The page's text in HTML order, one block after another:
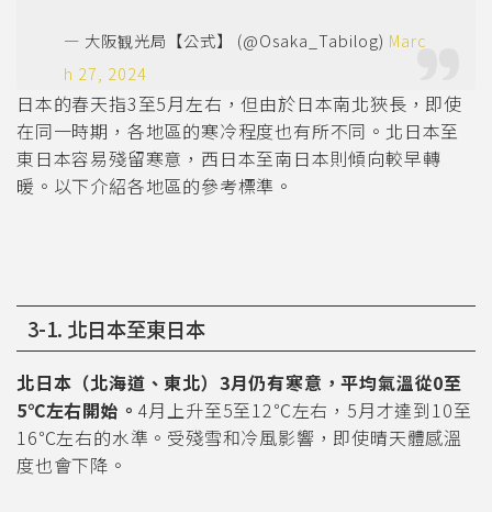
— 大阪観光局【公式】 (@Osaka_Tabilog) Marc
h 27, 2024
日本的春天指3至5月左右，但由於日本南北狹長，即使
在同一時期，各地區的寒冷程度也有所不同。北日本至
東日本容易殘留寒意，西日本至南日本則傾向較早轉
暖。以下介紹各地區的參考標準。
3-1. 北日本至東日本
北日本（北海道、東北）3月仍有寒意，平均氣溫從0至
5℃左右開始。 4月上升至5至12℃左右，5月才達到10至
16℃左右的水準。受殘雪和冷風影響，即使晴天體感溫
度也會下降。